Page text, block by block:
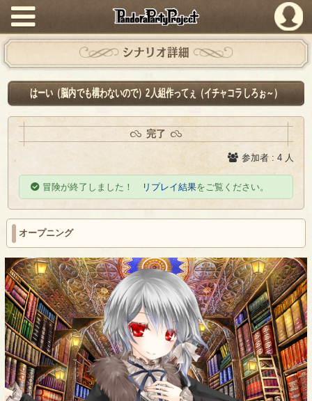
PandoraPartyProject
シナリオ詳細
はーい（脳内でも構わないので）2人組作ってぇ（イチャコラしろぉ～）
完了
参加者 : 4 人
冒険が終了しました！ リプレイ結果をご覧ください。
オープニング